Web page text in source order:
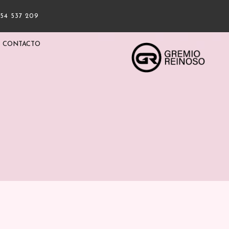
537 209
CONTACTO